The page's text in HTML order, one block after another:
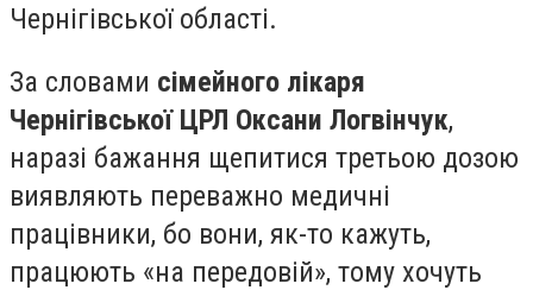
Чернігівської області.
За словами сімейного лікаря
Чернігівської ЦРЛ Оксани Логвінчук,
наразі бажання щепитися третьою дозою
виявляють переважно медичні
працівники, бо вони, як-то кажуть,
працюють «на передовій», тому хочуть